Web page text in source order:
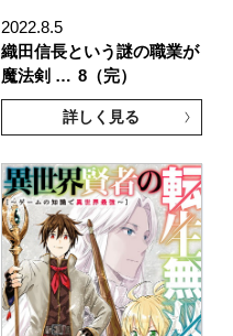
2022.8.5
織田信長という謎の職業が
魔法剣 … 8（完）
詳しく見る